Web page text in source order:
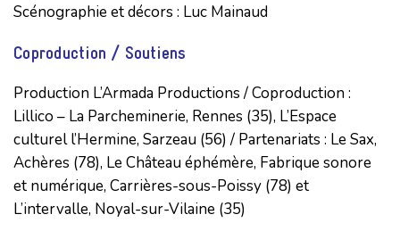
Scénographie et décors : Luc Mainaud
Coproduction / Soutiens
Production L’Armada Productions / Coproduction :
Lillico – La Parcheminerie, Rennes (35), L’Espace
culturel l’Hermine, Sarzeau (56) / Partenariats : Le Sax,
Achères (78), Le Château éphémère, Fabrique sonore
et numérique, Carrières-sous-Poissy (78) et
L’intervalle, Noyal-sur-Vilaine (35)